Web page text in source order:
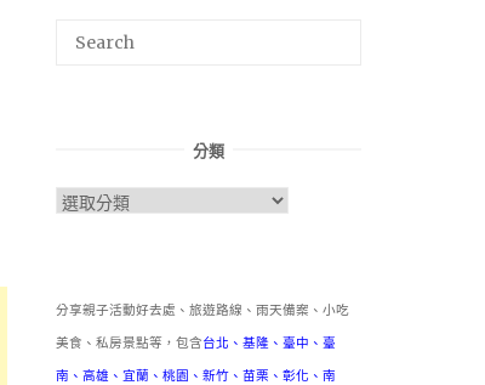
分類
分
分享親子活動好去處、旅遊路線、雨天備案、小吃
美食、私房景點等，包含台北 、 基隆 、 臺中 、 臺
南 、 高雄 、 宜蘭 、 桃園 、 新竹 、 苗栗 、 彰化 、 南